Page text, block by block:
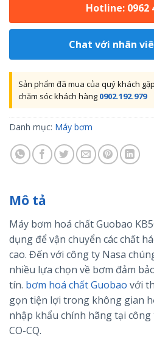
Hotline: 0962
Chat với nhân
Sản phẩm đã mua của quý khách
chăm sóc khách hàng 0902.192.979
Danh mục: Máy bơm
Mô tả
Máy bơm hoá chất Guobao
dụng để vận chuyển các chất
cao. Đến với công ty Nasa
nhiều lựa chọn về bơm đảm
tín. bơm hoá chất Guobao với
gọn tiện lợi trong không gian
nhập khẩu chính hãng tại
CO-CQ.